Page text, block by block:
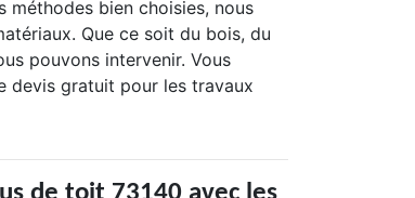
méthodes bien choisies, nous
Que ce soit du bois, du
pouvons intervenir. Vous
devis gratuit pour les travaux